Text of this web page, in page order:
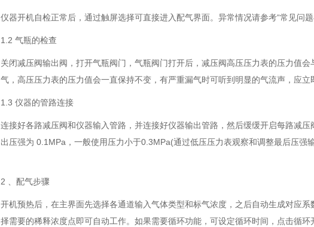
仪器开机自检正常后，通过触屏选择可直接进入配气界面。异常情况请参考“常见问
1.2 气瓶的检查
关闭减压阀输出阀，打开气瓶阀门，气瓶阀门打开后，减压阀高压压力表的压力值
气，高压压力表的压力值会一直保持不变，有严重漏气时可听到明显的气流声，应立
1.3 仪器的管路连接
连接好各路减压阀和仪器输入管路，并连接好仪器输出管路，然后缓缓开启每路减
出压强为 0.1MPa，一般使用压力小于0.3MPa(通过低压压力表观察和调整最后压强输
2 、配气步骤
开机预热后，在主界面先选择各通道输入气体类型和标气浓度，之后自动生成对应
择需要的稀释浓度点即可自动工作。如果需要循环功能，可设定循环时间，点击循